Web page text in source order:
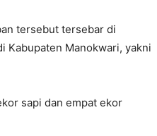
tersebut tersebar di
Kabupaten Manokwari, yakni
sapi dan empat ekor